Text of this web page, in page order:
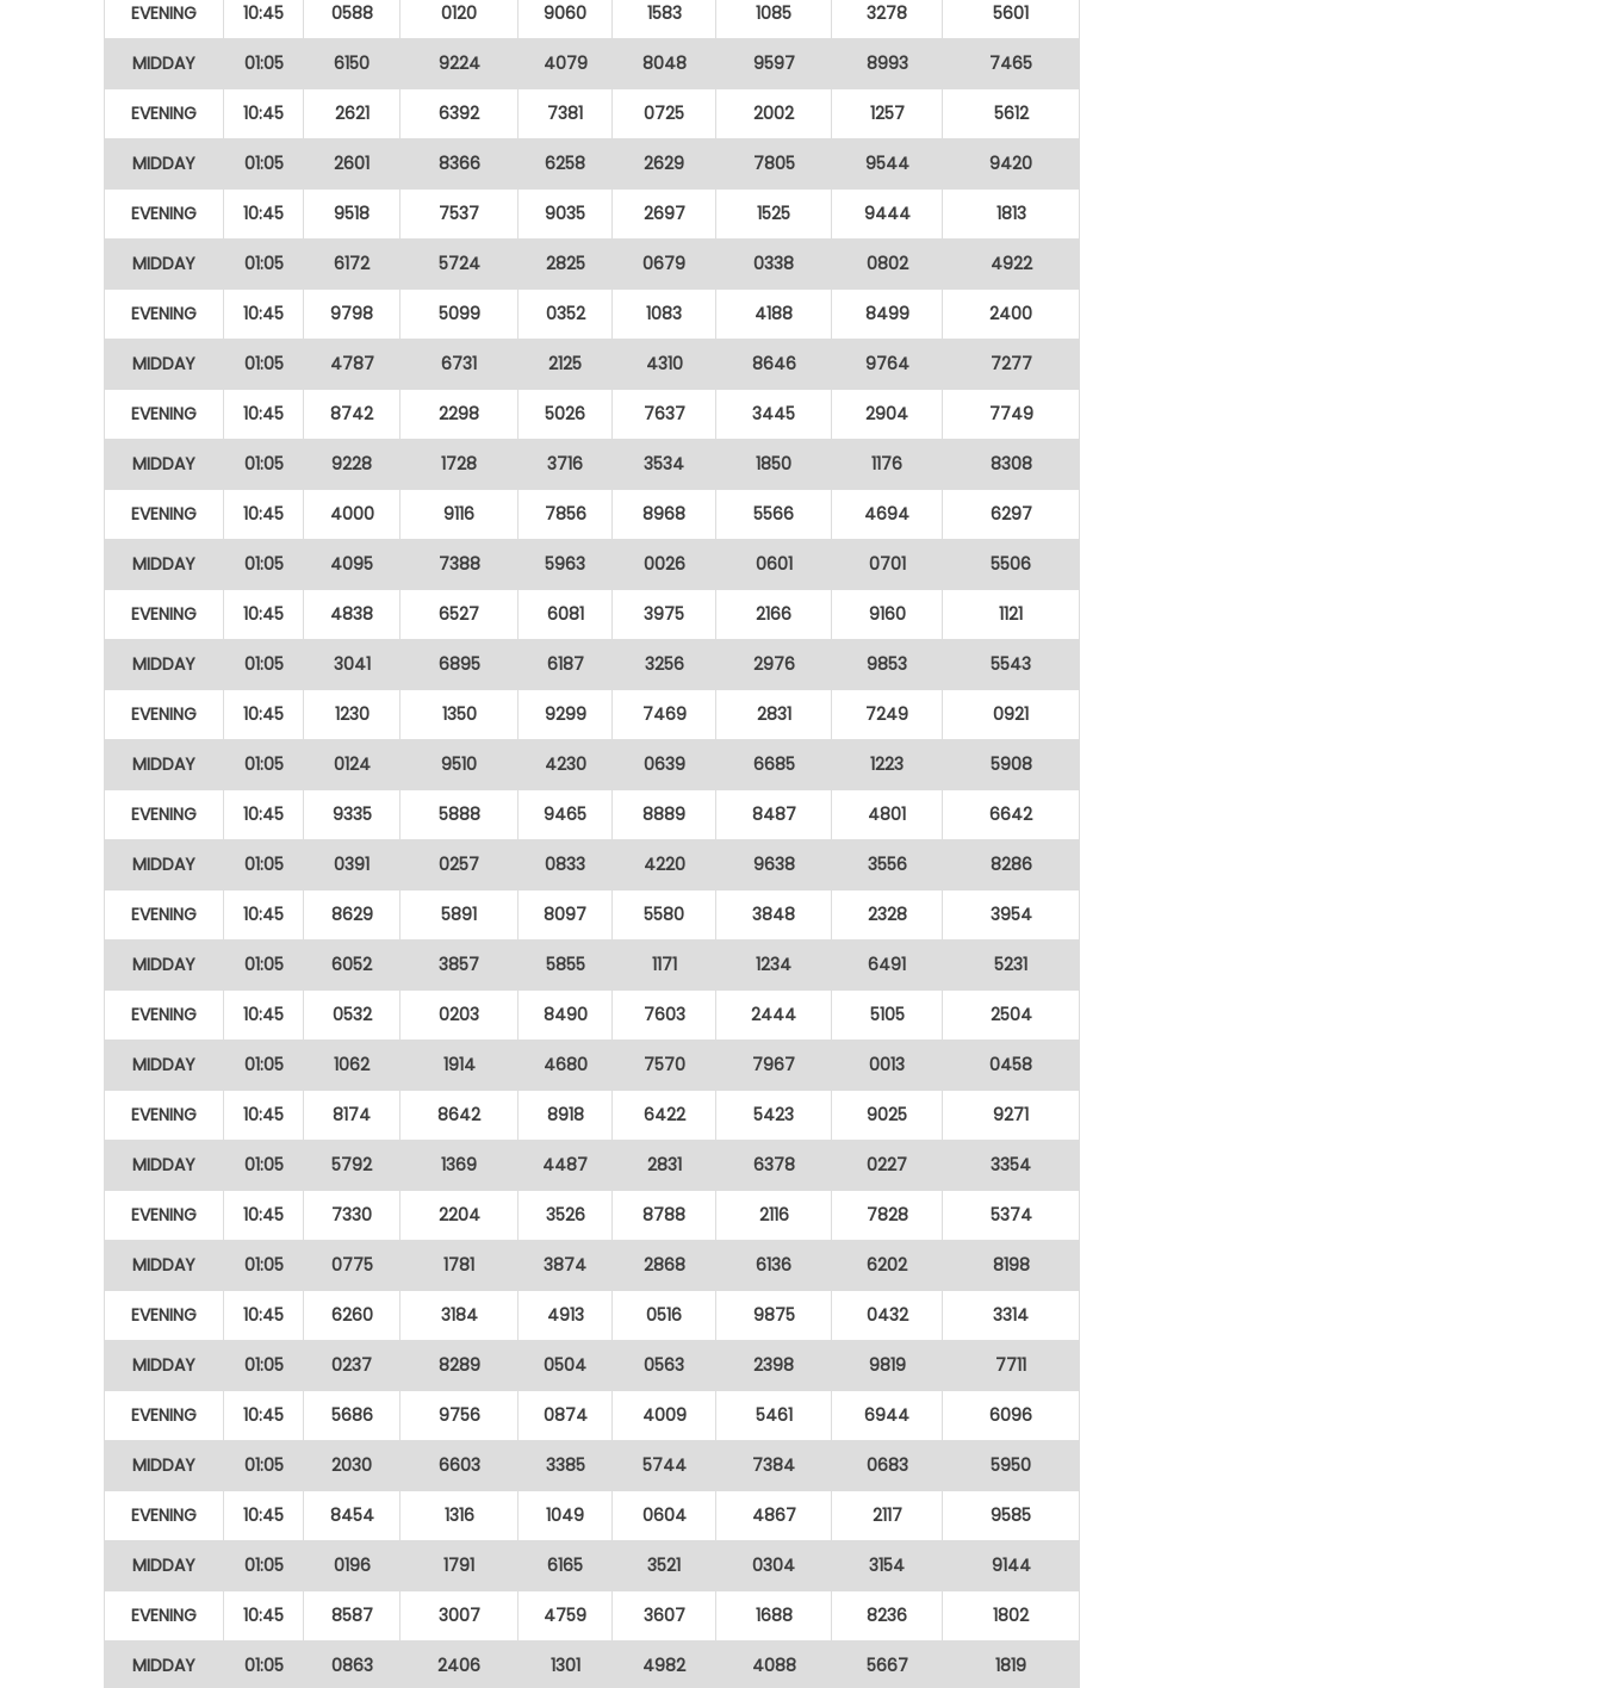
EVENING 10:45 0588 0120 9060 1583 1085 3278 5601
MIDDAY 01:05 6150 9224 4079 8048 9597 8993 7465
EVENING 10:45 2621 6392 7381 0725 2002 1257 5612
MIDDAY 01:05 2601 8366 6258 2629 7805 9544 9420
EVENING 10:45 9518 7537 9035 2697 1525 9444 1813
MIDDAY 01:05 6172 5724 2825 0679 0338 0802 4922
EVENING 10:45 9798 5099 0352 1083 4188 8499 2400
MIDDAY 01:05 4787 6731 2125 4310 8646 9764 7277
EVENING 10:45 8742 2298 5026 7637 3445 2904 7749
MIDDAY 01:05 9228 1728 3716 3534 1850 1176 8308
EVENING 10:45 4000 9116 7856 8968 5566 4694 6297
MIDDAY 01:05 4095 7388 5963 0026 0601 0701 5506
EVENING 10:45 4838 6527 6081 3975 2166 9160 1121
MIDDAY 01:05 3041 6895 6187 3256 2976 9853 5543
EVENING 10:45 1230 1350 9299 7469 2831 7249 0921
MIDDAY 01:05 0124 9510 4230 0639 6685 1223 5908
EVENING 10:45 9335 5888 9465 8889 8487 4801 6642
MIDDAY 01:05 0391 0257 0833 4220 9638 3556 8286
EVENING 10:45 8629 5891 8097 5580 3848 2328 3954
MIDDAY 01:05 6052 3857 5855 1171 1234 6491 5231
EVENING 10:45 0532 0203 8490 7603 2444 5105 2504
MIDDAY 01:05 1062 1914 4680 7570 7967 0013 0458
EVENING 10:45 8174 8642 8918 6422 5423 9025 9271
MIDDAY 01:05 5792 1369 4487 2831 6378 0227 3354
EVENING 10:45 7330 2204 3526 8788 2116 7828 5374
MIDDAY 01:05 0775 1781 3874 2868 6136 6202 8198
EVENING 10:45 6260 3184 4913 0516 9875 0432 3314
MIDDAY 01:05 0237 8289 0504 0563 2398 9819 7711
EVENING 10:45 5686 9756 0874 4009 5461 6944 6096
MIDDAY 01:05 2030 6603 3385 5744 7384 0683 5950
EVENING 10:45 8454 1316 1049 0604 4867 2117 9585
MIDDAY 01:05 0196 1791 6165 3521 0304 3154 9144
EVENING 10:45 8587 3007 4759 3607 1688 8236 1802
MIDDAY 01:05 0863 2406 1301 4982 4088 5667 1819